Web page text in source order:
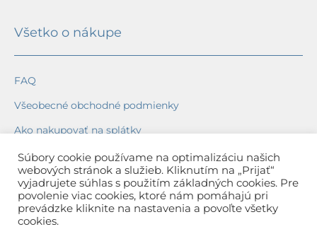
Všetko o nákupe
FAQ
Všeobecné obchodné podmienky
Ako nakupovať na splátky
Ochrana osobných údajov
Reklamačný poriadok
Spôsob a cena dopravy
Súbory cookie používame na optimalizáciu našich
webových stránok a služieb. Kliknutím na „Prijať“
vyjadrujete súhlas s použitím základných cookies. Pre
povolenie viac cookies, ktoré nám pomáhajú pri
prevádzke kliknite na nastavenia a povoľte všetky
cookies.